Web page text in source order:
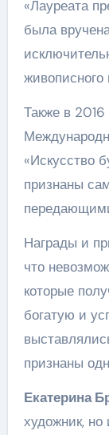
«Лауреата
была
живописного
Также в
«Искусство
признаны
Награды и
что
которые
богатую и
признаны
Екатерина
художник, но